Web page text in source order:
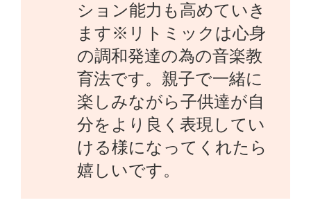
ション能力も高めていき
ます※リトミックは心身
の調和発達の為の音楽教
育法です。親子で一緒に
楽しみながら子供達が自
分をより良く表現してい
ける様になってくれたら
嬉しいです。